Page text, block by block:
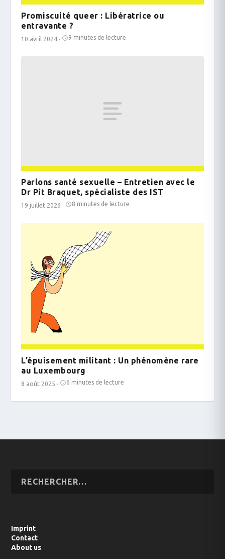
Promiscuité queer : Libératrice ou
entravante ?
10 avril 2024 · 9 minutes de lecture
Parlons santé sexuelle – Entretien avec le
Dr Pit Braquet, spécialiste des IST
19 juillet 2026 · 8 minutes de lecture
L’épuisement militant : Un phénomène rare
au Luxembourg
8 août 2025 · 6 minutes de lecture
Imprint
Contact
About us